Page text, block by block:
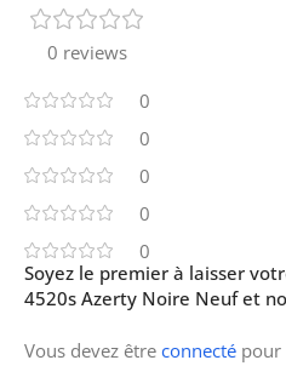
0 reviews
0
0
0
0
0
Soyez le premier à laisser
4520s Azerty Noire Neuf et
Vous devez être connecté pour